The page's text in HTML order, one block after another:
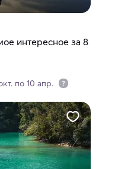
интересное за 8
по 10 апр.